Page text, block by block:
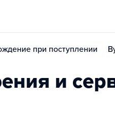
при поступлении
и